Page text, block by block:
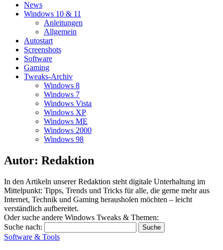
News
Windows 10 & 11
Anleitungen
Allgemein
Autostart
Screenshots
Software
Gaming
Tweaks-Archiv
Windows 8
Windows 7
Windows Vista
Windows XP
Windows ME
Windows 2000
Windows 98
Autor: Redaktion
In den Artikeln unserer Redaktion steht digitale Unterhaltung im
Mittelpunkt: Tipps, Trends und Tricks für alle, die gerne mehr aus
Internet, Technik und Gaming herausholen möchten – leicht
verständlich aufbereitet.
Oder suche andere Windows Tweaks & Themen:
Suche nach:
Software & Tools